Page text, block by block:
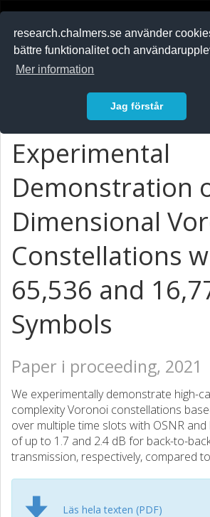
research.chalmers.se använder
bättre funktionalitet och
Mer information
Jag förstår
Experimental
Demonstration
Dimensional
Constellations
65,536 and
Symbols
Paper i proceeding, 2021
We experimentally demonstrate high-
complexity Voronoi constellations
over multiple time slots with OSNR
of up to 1.7 and 2.4 dB for back-to-
transmission, respectively, compared
Läs hela texten (PDF)